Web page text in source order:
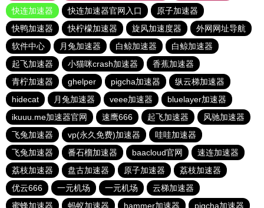
快连加速器
快连加速器官网入口
原子加速器
快鸭加速器
快柠檬加速器 旋风加速度器
外网网址导航
软件中心
月兔加速器 白鲸加速器
白鲸加速器
起飞加速器
小猫咪crash加速器
香蕉加速器
青柠加速器
ghelper pigcha加速器
纵云梯加速器
hidecat
月兔加速器 veee加速器
bluelayer加速器
ikuuu.me加速器官网
速鹰666 起飞加速器
风驰加速器
飞兔加速器
vp(永久免费)加速器
哇哇加速器
飞兔加速器
番石榴加速器 baacloud官网
速连加速器
荔枝加速器
盘古加速器 原子加速器
荔枝加速器
优云666
一元机场 一元机场
云梯加速器
蜜蜂加速器
蚂蚁加速器 hammer加速器 pigcha加速器